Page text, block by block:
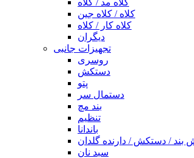
کلاه مد / کلاه
کلاه / کلاه جین
کلاه کار / کلاه
دیگران
تجهیزات جانبی
روسری
دستکش
پتو
دستمال سر
بند مچ
تنظیم
باندانا
بند / دستکش / دارنده گلدان
سبد نان